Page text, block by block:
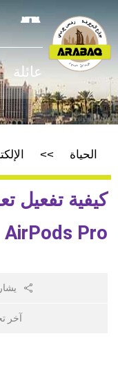
عائلة
الحياة
كيفية تفعيل
AirPods Pro
آخر